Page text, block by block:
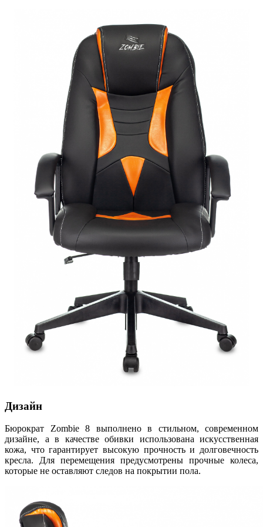
Дизайн
Бюрократ Zombie 8 выполнено в стильном, современном
дизайне, а в качестве обивки использована искусственная
кожа, что гарантирует высокую прочность и долговечность
кресла. Для перемещения предусмотрены прочные колеса,
которые не оставляют следов на покрытии пола.